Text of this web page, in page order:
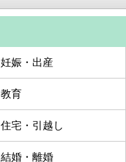
妊娠・出産
教育
住宅・引越し
結婚・離婚